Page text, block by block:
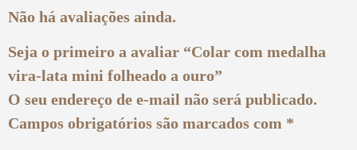
Não há avaliações ainda.
Seja o primeiro a avaliar “Colar com medalha
vira-lata mini folheado a ouro”
O seu endereço de e-mail não será publicado.
Campos obrigatórios são marcados com *